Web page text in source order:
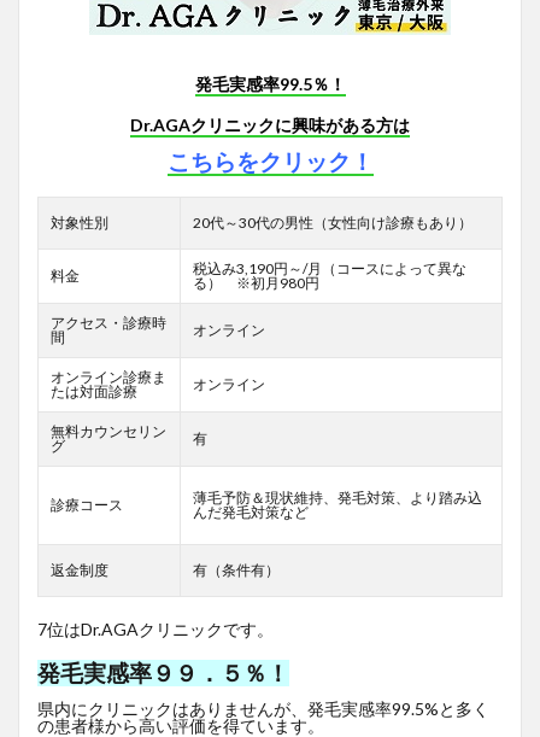
発毛実感率99.5％！
Dr.AGAクリニックに興味がある方は
こちらをクリック！
対象性別 20代～30代の男性（女性向け診療もあり）
料金
税込み3,190円～/月（コースによって異な
る） ※初月980円
アクセス・診療時
間
オンライン
オンライン診療ま
たは対面診療
オンライン
無料カウンセリン
グ
有
診療コース
薄毛予防＆現状維持、発毛対策、より踏み込
んだ発毛対策など
返金制度 有（条件有）
7位はDr.AGAクリニックです。
発毛実感率９９．５％！
県内にクリニックはありませんが、発毛実感率99.5%と多く
の患者様から高い評価を得ています。